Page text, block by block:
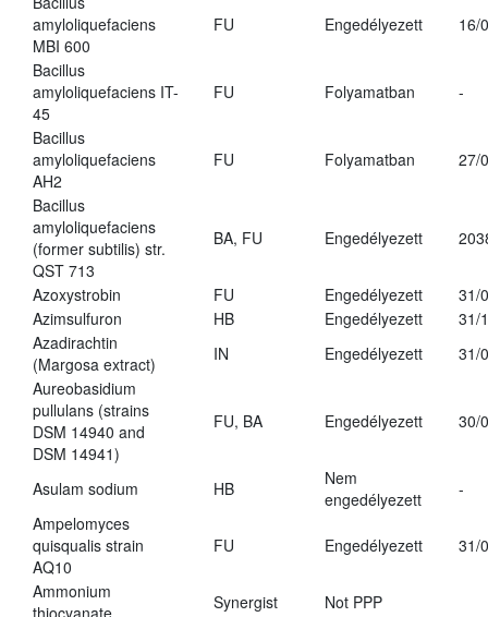
amyloliquefaciens
MBI 600
FU Engedélyezett 16/
Bacillus
amyloliquefaciens IT-
45
FU Folyamatban -
Bacillus
amyloliquefaciens
AH2
FU Folyamatban 27/
Bacillus
amyloliquefaciens
(former subtilis) str.
QST 713
BA, FU Engedélyezett
Azoxystrobin FU Engedélyezett
31/
Azimsulfuron
HB Engedélyezett
31/
Azadirachtin
(Margosa extract)
IN Engedélyezett
31/
Aureobasidium
pullulans (strains
DSM 14940 and
DSM 14941)
FU, BA Engedélyezett 30/
Asulam sodium HB
Nem
engedélyezett
-
Ampelomyces
quisqualis strain
AQ10
FU Engedélyezett 31/
Ammonium
Synergist Not PPP